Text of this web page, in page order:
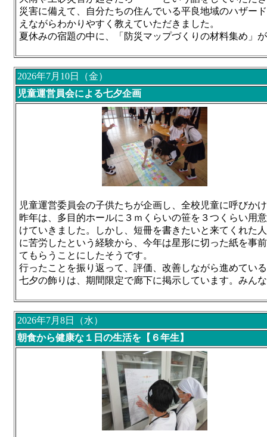
災害に備えて、自分たちの住んでいる平良地域のハザー
えながらわかりやすく教えていただきました。
夏休みの宿題の中に、「防災マップづくりの材料集め」
2026年7月10日（金）
児童運営員会による七夕企画
児童運営委員会の子供たちが企画し、全校児童に呼びか
昨年は、多目的ホールに３ｍくらいの笹を３つくらい用
けていきました。しかし、短冊を書きたいと来てくれた
に苦労したという経験から、今年は星形に切った紙を事
てもらうことにしたそうです。
行ったことを振り返って、評価、改善しながら進めてい
七夕の飾りは、期間限定で廊下に掲示しています。み
2026年7月8日（水）
朝食から健康な１日の生活を【６年生】